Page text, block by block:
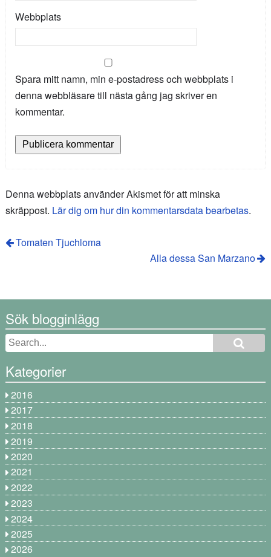
Webbplats
Spara mitt namn, min e-postadress och webbplats i
denna webbläsare till nästa gång jag skriver en
kommentar.
Denna webbplats använder Akismet för att minska
skräppost. Lär dig om hur din kommentarsdata bearbetas.
Tomaten Tjuchloma
Alla dessa San Marzano
Sök blogginlägg
Kategorier
2016
2017
2018
2019
2020
2021
2022
2023
2024
2025
2026